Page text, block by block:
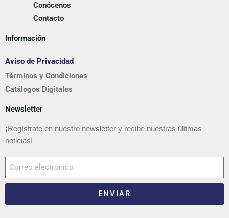
Conócenos
Contacto
Información
Aviso de Privacidad
Términos y Condiciones
Catálogos Digitales
Newsletter
¡Regístrate en nuestro newsletter y recibe nuestras últimas
noticias!
ENVIAR